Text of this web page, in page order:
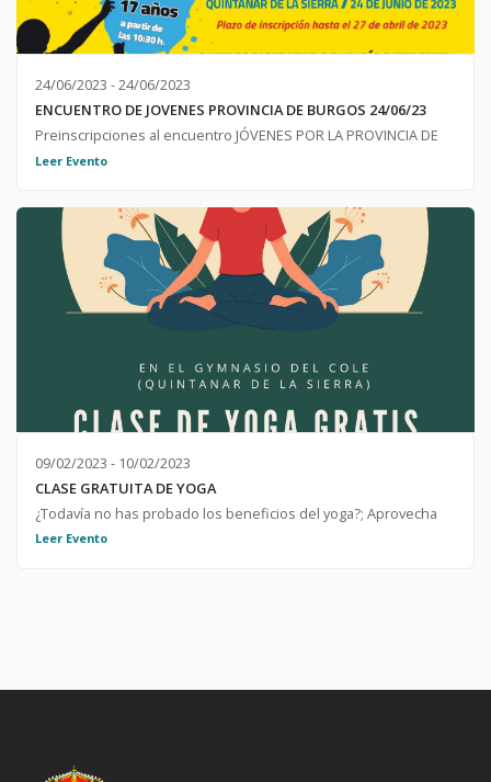
24/06/2023 - 24/06/2023
ENCUENTRO DE JOVENES PROVINCIA DE BURGOS 24/06/23
Preinscripciones al encuentro JÓVENES POR LA PROVINCIA DE
BURGOS; 24 DE JUNIO 2023 ;
https://idj.burgos.es/juventud/actividades-y-ocio/x-encuentro-
de-jovenes-por-la-provincia
Leer Evento
09/02/2023 - 10/02/2023
CLASE GRATUITA DE YOGA
¿Todavía no has probado los beneficios del yoga?; Aprovecha
esta oportunidad para empezar a sentirlos. Viernes 10 de
Leer Evento